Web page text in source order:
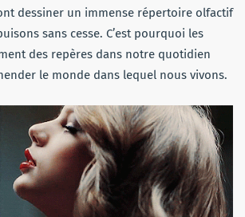
dessiner un immense répertoire olfactif
sans cesse. C’est pourquoi les
des repères dans notre quotidien
le monde dans lequel nous vivons.